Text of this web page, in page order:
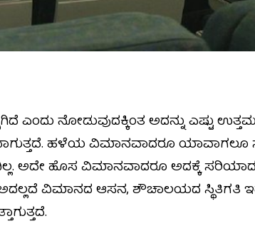
ಎಂದು ನೋಡುವುದಕ್ಕಿಂತ ಅದನ್ನು ಎಷ್ಟು
ಹಳೆಯ ವಿಮಾನವಾದರೂ
ಅದೇ ಹೊಸ ವಿಮಾನವಾದರೂ ಅದಕ್ಕೆ
ವಿಮಾನದ ಆಸನ, ಶೌಚಾಲಯದ ಸ್ಥಿತಿಗತಿ